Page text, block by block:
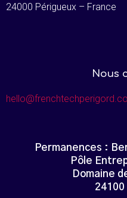
24000 Périgueux – France
Nous
Permanences :
Pôle
Domaine